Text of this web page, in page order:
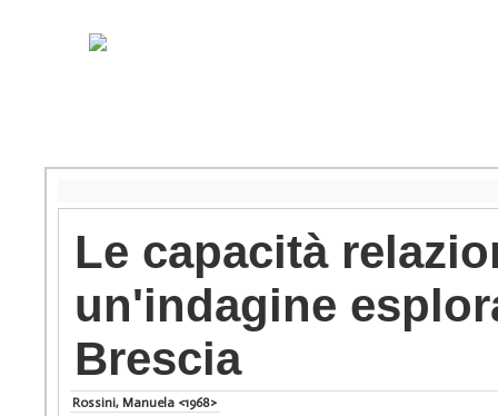
Le capacità
un'indagine
Brescia
Rossini, Manuela <1968>